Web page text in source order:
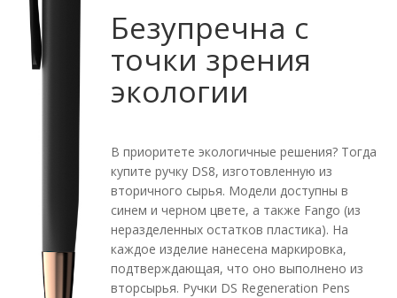
Безупречна с
точки зрения
экологии
В приоритете экологичные решения? Тогда
купите ручку DS8, изготовленную из
вторичного сырья. Модели доступны в
синем и черном цвете, а также Fango (из
неразделенных остатков пластика). На
каждое изделие нанесена маркировка,
подтверждающая, что оно выполнено из
вторсырья. Ручки DS Regeneration Pens